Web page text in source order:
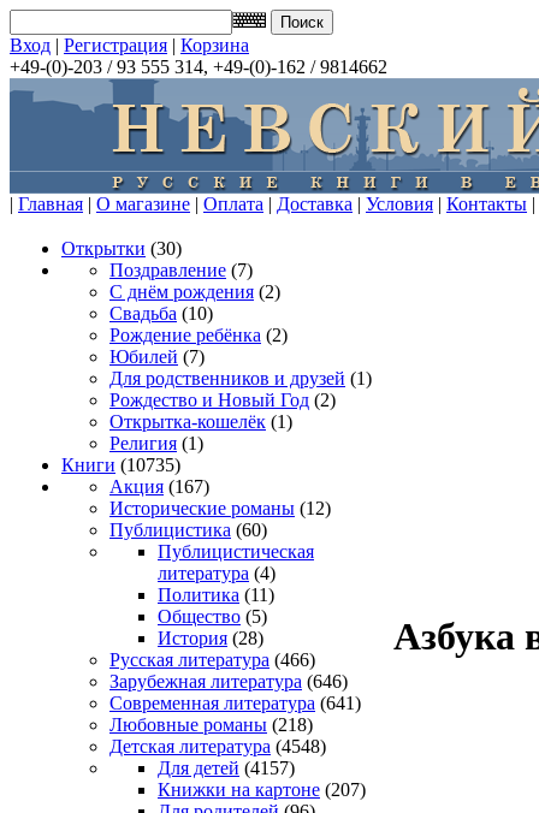
Вход | Регистрация | Корзина
+49-(0)-203 / 93 555 314, +49-(0)-162 / 9814662
| Главная | О магазине | Оплата | Доставка | Условия | Контакты |
Открытки (30)
Поздравление (7)
С днём рождения (2)
Свадьба (10)
Рождение ребёнка (2)
Юбилей (7)
Для родственников и друзей (1)
Рождество и Новый Год (2)
Открытка-кошелёк (1)
Религия (1)
Книги (10735)
Акция (167)
Исторические романы (12)
Публицистика (60)
Публицистическая
литература (4)
Политика (11)
Общество (5)
История (28)
Русская литература (466)
Зарубежная литература (646)
Современная литература (641)
Любовные романы (218)
Детская литература (4548)
Для детей (4157)
Книжки на картоне (207)
Азбука